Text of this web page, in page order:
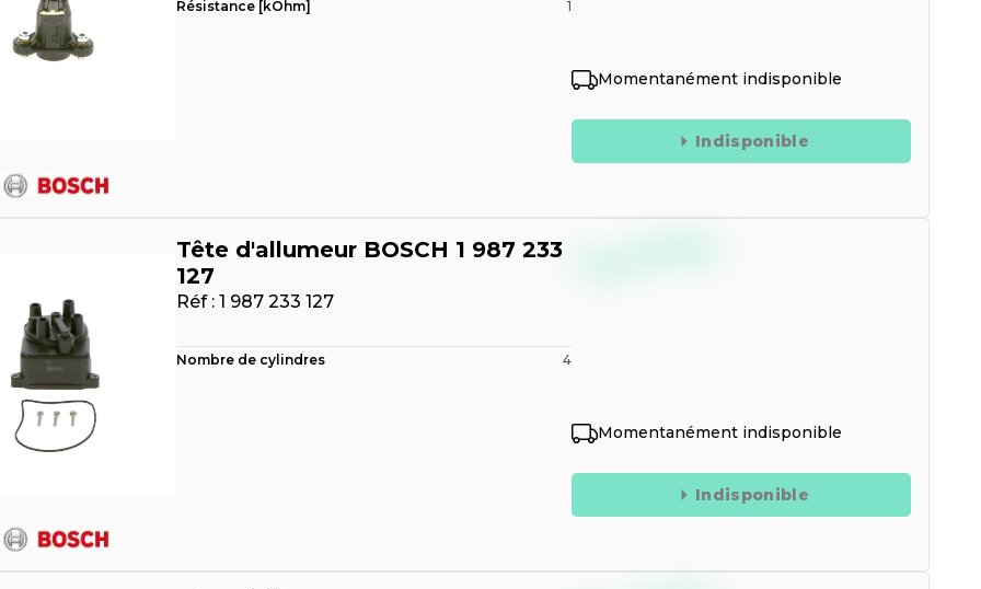
Résistance [kOhm] 1
Momentanément indisponible
Indisponible
Tête d'allumeur BOSCH 1 987 233
127
Réf : 1 987 233 127
Nombre de cylindres 4
Momentanément indisponible
Indisponible